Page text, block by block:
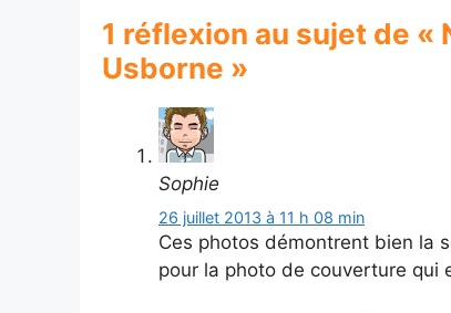
1 réflexion au sujet de «
Usborne »
Sophie
26 juillet 2013 à 11 h 08 min
Ces photos démontrent bien la
pour la photo de couverture qui